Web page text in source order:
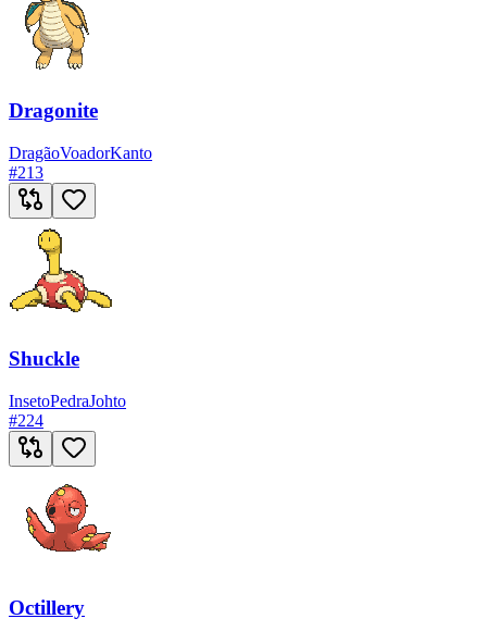
Dragonite
DragãoVoadorKanto
#213
Shuckle
InsetoPedraJohto
#224
Octillery